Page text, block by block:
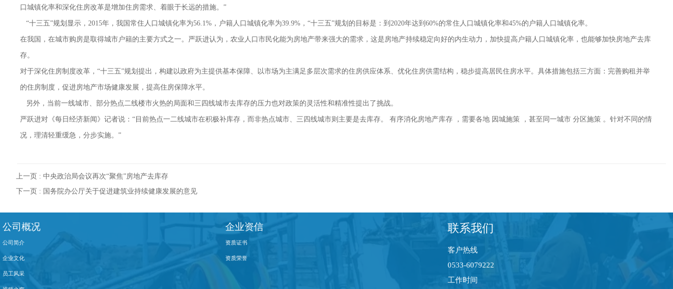
口城镇化率和深化住房改革是增加住房需求、着眼于长远的措施。”
“十三五”规划显示，2015年，我国常住人口城镇化率为56.1%，户籍人口城镇化率为39.9%，“十三五”规划的目标是：到2020年达到60%的常住人口城镇化率和45%的户籍人口城镇化率。
在我国，在城市购房是取得城市户籍的主要方式之一。严跃进认为，农业人口市民化能为房地产带来强大的需求，这是房地产持续稳定向好的内生动力，加快提高户籍人口城镇化率，也能够加快房地产去库
存。
对于深化住房制度改革，“十三五”规划提出，构建以政府为主提供基本保障、以市场为主满足多层次需求的住房供应体系、优化住房供需结构，稳步提高居民住房水平。具体措施包括三方面：完善购租并举
的住房制度，促进房地产市场健康发展，提高住房保障水平。
另外，当前一线城市、部分热点二线楼市火热的局面和三四线城市去库存的压力也对政策的灵活性和精准性提出了挑战。
严跃进对《每日经济新闻》记者说：“目前热点一二线城市在积极补库存，而非热点城市、三四线城市则主要是去库存。 有序消化房地产库存 ，需要各地 因城施策 ，甚至同一城市 分区施策 。针对不同的情
况，理清轻重缓急，分步实施。”
上一页 : 中央政治局会议再次“聚焦”房地产去库存
下一页 : 国务院办公厅关于促进建筑业持续健康发展的意见
公司概况
公司简介
企业文化
员工风采
企业资信
资质证书
资质荣誉
联系我们
客户热线
0533-6079222
工作时间